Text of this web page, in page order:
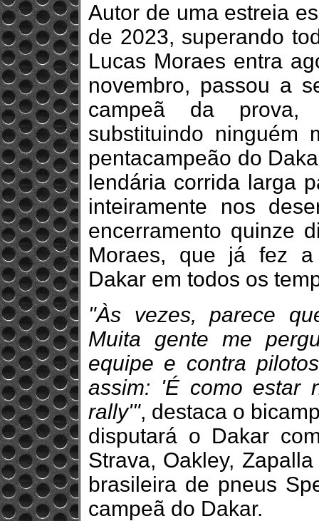
Autor de uma estreia
de 2023, superando
Lucas Moraes entra
novembro, passou a
campeã da prova,
substituindo ninguém
pentacampeão do
lendária corrida larga
inteiramente nos
encerramento quinze
Moraes, que já fez
Dakar em todos os
"Às vezes, parece
Muita gente me
equipe e contra
assim: 'É como estar
rally'", destaca o
disputará o Dakar
Strava, Oakley,
brasileira de pneus
campeã do Dakar.